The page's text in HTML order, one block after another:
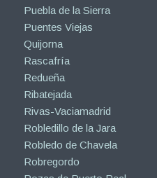
Puebla de la Sierra
Puentes Viejas
Quijorna
Rascafría
Redueña
Ribatejada
Rivas-Vaciamadrid
Robledillo de la Jara
Robledo de Chavela
Robregordo